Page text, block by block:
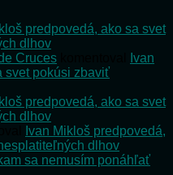
predpovedá, ako sa svet
dlhov
Cruces
Ivan
svet pokúsi zbaviť
predpovedá, ako sa svet
dlhov
Ivan Mikloš predpovedá,
dlhov
sa nemusím ponáhľať